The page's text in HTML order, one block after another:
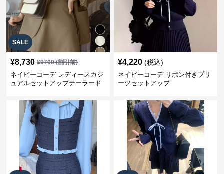
SALE
¥8,730 ¥9700(割引前)
ネイビーコーデ レディースカジ
ュアルセットアップテーラード
¥4,220 (税込)
ネイビーコーデ リボン付きプリ
ーツセットアップ